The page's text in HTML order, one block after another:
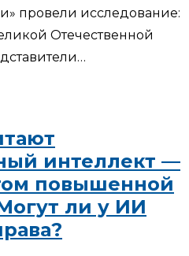
провели исследование:
Отечественной
интеллект —
повышенной
ли у ИИ